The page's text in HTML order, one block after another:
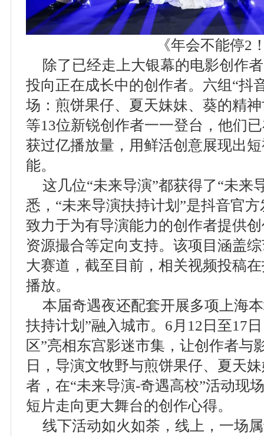
《年会不能停2
除了已经走上大银幕的电影创作
投向正在成长中的创作者。六组“抖
场：煎饼果仔、夏天妹妹、葵的精
等13位新锐创作者一一登台，他们
获过亿播放量，用鲜活创意展现出
能。
这几位“未来导演”都获得了“未来
悉，“未来导演扶持计划”是抖音官
致力于为有导演能力的创作者提供
资源撮合等定向支持。该项目涵盖
大赛道，截至目前，相关视频投稿
播放。
本届奇遇夜还配套开展多项上海
扶持计划”融入城市。6月12日至17
区”亮相东宫影迷市集，让创作者与
日，导演文牧野与煎饼果仔、夏天
者，在“未来导演-奇遇高校”活动现
短片走向更大舞台的创作心得。
线下活动如火如荼，线上，一场